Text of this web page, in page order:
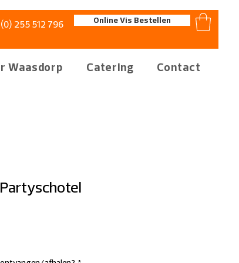
Waasdorp Catering Contact
255 512 796 Online Vis Bestellen